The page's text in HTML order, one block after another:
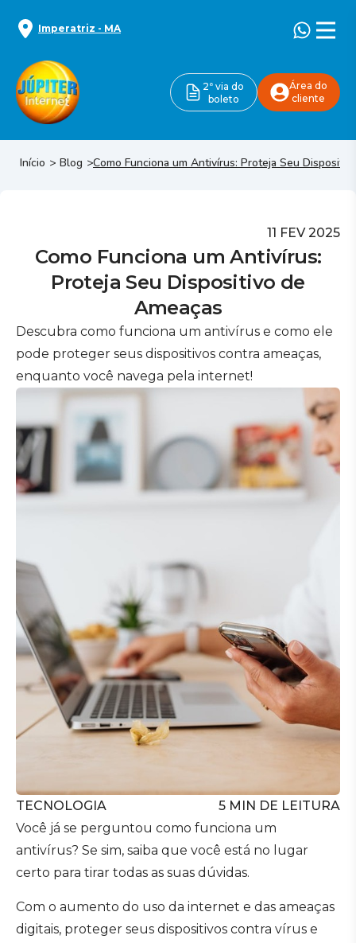
Imperatriz - MA
2ª via do
boleto
Área do
cliente
Início Blog Como Funciona um Antivírus: Proteja Seu
11 FEV 2025
Como Funciona um Antivírus:
Proteja Seu Dispositivo de
Ameaças
Descubra como funciona um antivírus e como ele
pode proteger seus dispositivos contra ameaças,
enquanto você navega pela internet!
TECNOLOGIA 5 MIN DE LEITURA
Você já se perguntou como funciona um
antivírus? Se sim, saiba que você está no lugar
certo para tirar todas as suas dúvidas.
Com o aumento do uso da internet e das ameaças
digitais, proteger seus dispositivos contra vírus e